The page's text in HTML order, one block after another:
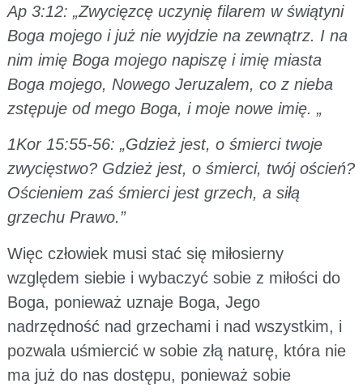
Ap 3:12: „Zwycięzcę uczynię filarem w świątyni
Boga mojego i już nie wyjdzie na zewnątrz. I na
nim imię Boga mojego napiszę i imię miasta
Boga mojego, Nowego Jeruzalem, co z nieba
zstępuje od mego Boga, i moje nowe imię. „
1Kor 15:55-56: „Gdzież jest, o śmierci twoje
zwycięstwo? Gdzież jest, o śmierci, twój oścień?
Ościeniem zaś śmierci jest grzech, a siłą
grzechu Prawo.”
Więc człowiek musi stać się miłosierny
względem siebie i wybaczyć sobie z miłości do
Boga, ponieważ uznaje Boga, Jego
nadrzędność nad grzechami i nad wszystkim, i
pozwala uśmiercić w sobie złą naturę, która nie
ma już do nas dostępu, ponieważ sobie